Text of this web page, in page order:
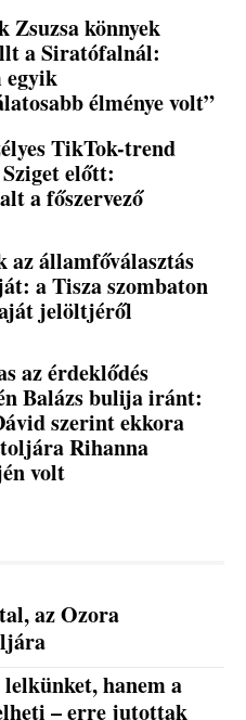
Zsuzsa könnyek
a Siratófalnál:
egyik
élménye volt”
TikTok-trend
előtt:
a főszervező
az államfőválasztás
a Tisza szombaton
jelöltjéről
az érdeklődés
Balázs bulija iránt:
szerint ekkora
Rihanna
volt
az Ozora
hanem a
– erre jutottak